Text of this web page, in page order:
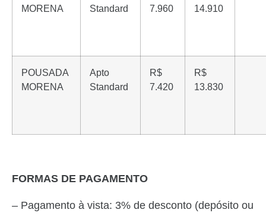
MORENA
Standard
7.960
14.910
POUSADA
MORENA
Apto
Standard
R$
7.420
R$
13.830
FORMAS DE PAGAMENTO
– Pagamento à vista: 3% de desconto (depósito ou